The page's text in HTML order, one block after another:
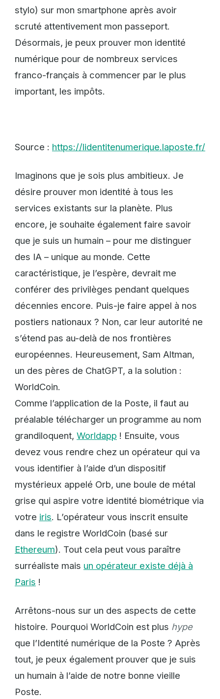
stylo) sur mon smartphone après avoir
scruté attentivement mon passeport.
Désormais, je peux prouver mon identité
numérique pour de nombreux services
franco-français à commencer par le plus
important, les impôts.
Source : https://lidentitenumerique.laposte.fr/
Imaginons que je sois plus ambitieux. Je
désire prouver mon identité à tous les
services existants sur la planète. Plus
encore, je souhaite également faire savoir
que je suis un humain – pour me distinguer
des IA – unique au monde. Cette
caractéristique, je l’espère, devrait me
conférer des privilèges pendant quelques
décennies encore. Puis-je faire appel à nos
postiers nationaux ? Non, car leur autorité ne
s’étend pas au-delà de nos frontières
européennes. Heureusement, Sam Altman,
un des pères de ChatGPT, a la solution :
WorldCoin.
Comme l’application de la Poste, il faut au
préalable télécharger un programme au nom
grandiloquent, Worldapp ! Ensuite, vous
devez vous rendre chez un opérateur qui va
vous identifier à l’aide d’un dispositif
mystérieux appelé Orb, une boule de métal
grise qui aspire votre identité biométrique via
votre iris. L’opérateur vous inscrit ensuite
dans le registre WorldCoin (basé sur
Ethereum). Tout cela peut vous paraître
surréaliste mais un opérateur existe déjà à
Paris !
Arrêtons-nous sur un des aspects de cette
histoire. Pourquoi WorldCoin est plus hype
que l’Identité numérique de la Poste ? Après
tout, je peux également prouver que je suis
un humain à l’aide de notre bonne vieille
Poste.